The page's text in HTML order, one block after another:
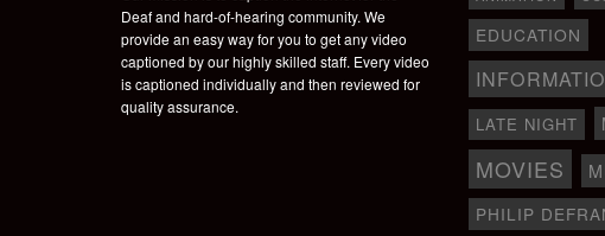
Deaf and hard-of-hearing community. We
provide an easy way for you to get any video
captioned by our highly skilled staff. Every video
is captioned individually and then reviewed for
quality assurance.
EDUCATION
LATE NIGHT
MOVIES
PHILIP